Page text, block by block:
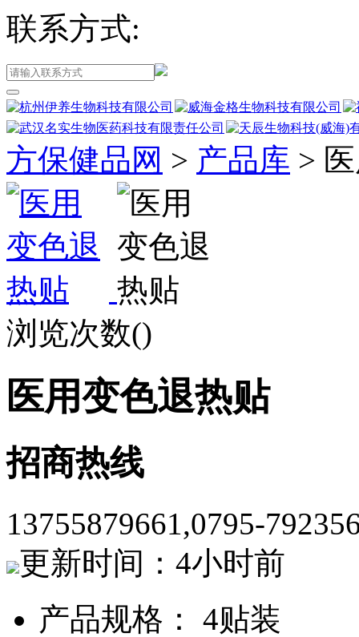
联系方式:
方保健品网 > 产品库 >
浏览次数()
医用变色退热贴
招商热线
13755879661,0795-
更新时间：4小时前
产品规格： 4贴装